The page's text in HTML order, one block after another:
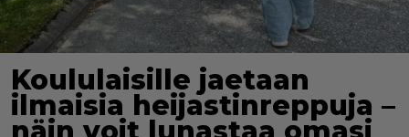
Koululaisille jaetaan
ilmaisia heijastinreppuja –